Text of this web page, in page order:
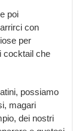
poi
con
per
cocktail che
possiamo
magari
dei nostri